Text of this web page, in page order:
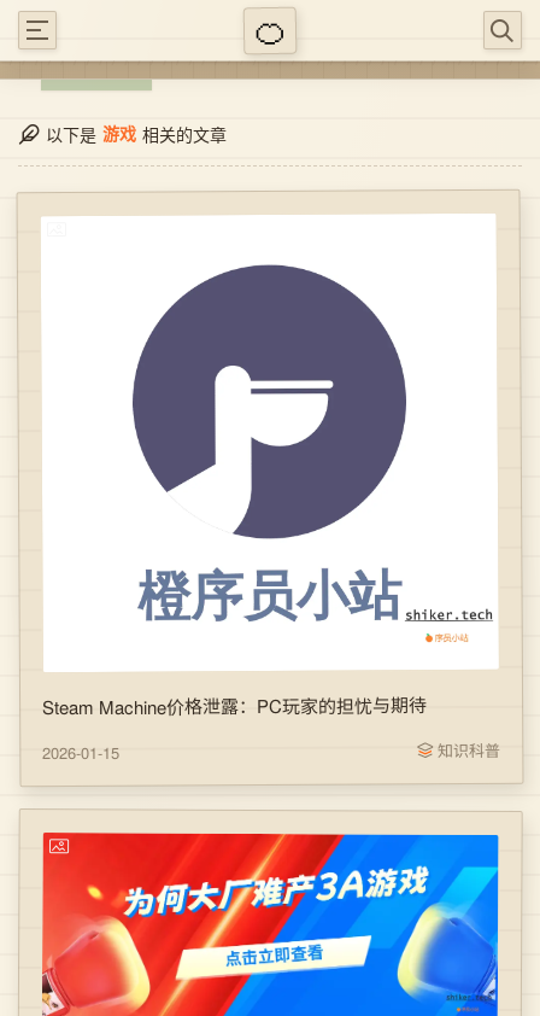
以下是 游戏 相关的文章
Steam Machine价格泄露：PC玩家的担忧与期待
2026-01-15 知识科普